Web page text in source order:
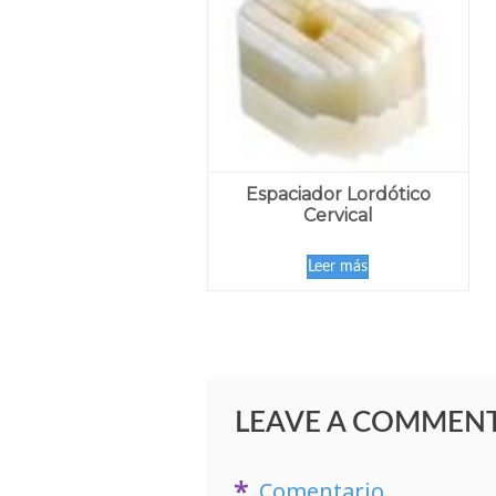
Espaciador Lordótico
Cervical
Leer más
LEAVE A